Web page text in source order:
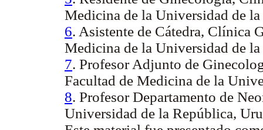
Medicina de la Universidad de
6. Asistente de Cátedra, Clínica
Medicina de la Universidad de
7. Profesor Adjunto de
Facultad de Medicina de la
8. Profesor Departamento de
Universidad de la República,